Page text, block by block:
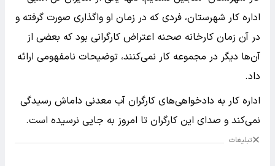
اداره کار شهرستان، فردی که در زمان او واگذاری صورت گرفته و
در آن زمان کارخانه صحنه اعتراض کارگرانی بود که بعضی از
آن‌ها دیگر در مجموعه کار نمی‌کنند، توضیحات نامفهومی ارائه
داد.
اداره کار به دادخواهی‌های کارگران آب معدنی داماش رسیدگی
نمی‌کند و صدای این کارگران تا امروز به جایی نرسیده است.
تبلیغات